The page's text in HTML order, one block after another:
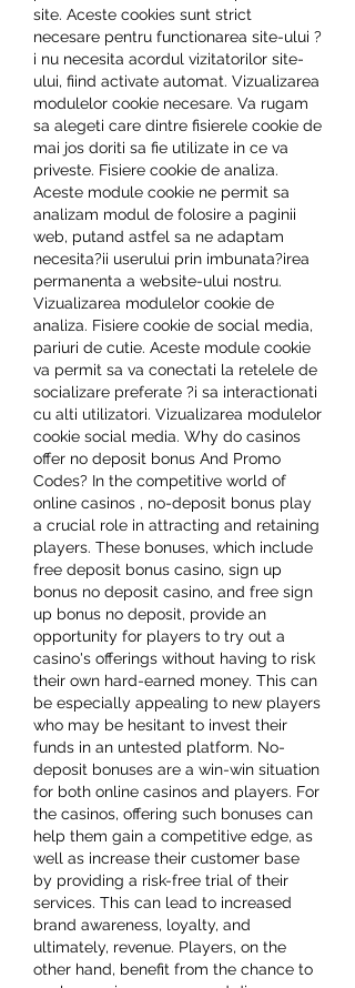
site. Aceste cookies sunt strict
necesare pentru functionarea site-ului ?
i nu necesita acordul vizitatorilor site-
ului, fiind activate automat. Vizualizarea
modulelor cookie necesare. Va rugam
sa alegeti care dintre fisierele cookie de
mai jos doriti sa fie utilizate in ce va
priveste. Fisiere cookie de analiza.
Aceste module cookie ne permit sa
analizam modul de folosire a paginii
web, putand astfel sa ne adaptam
necesita?ii userului prin imbunata?irea
permanenta a website-ului nostru.
Vizualizarea modulelor cookie de
analiza. Fisiere cookie de social media,
pariuri de cutie. Aceste module cookie
va permit sa va conectati la retelele de
socializare preferate ?i sa interactionati
cu alti utilizatori. Vizualizarea modulelor
cookie social media. Why do casinos
offer no deposit bonus And Promo
Codes? In the competitive world of
online casinos , no-deposit bonus play
a crucial role in attracting and retaining
players. These bonuses, which include
free deposit bonus casino, sign up
bonus no deposit casino, and free sign
up bonus no deposit, provide an
opportunity for players to try out a
casino's offerings without having to risk
their own hard-earned money. This can
be especially appealing to new players
who may be hesitant to invest their
funds in an untested platform. No-
deposit bonuses are a win-win situation
for both online casinos and players. For
the casinos, offering such bonuses can
help them gain a competitive edge, as
well as increase their customer base
by providing a risk-free trial of their
services. This can lead to increased
brand awareness, loyalty, and
ultimately, revenue. Players, on the
other hand, benefit from the chance to